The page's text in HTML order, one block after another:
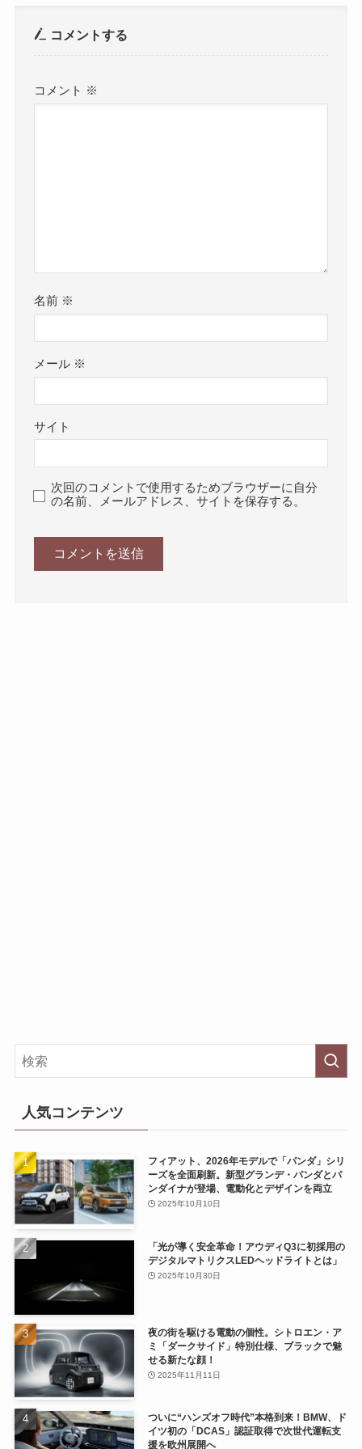
コメントする
コメント ※
名前 ※
メール ※
サイト
次回のコメントで使用するためブラウザーに自分
の名前、メールアドレス、サイトを保存する。
人気コンテンツ
フィアット、2026年モデルで「パンダ」シリ
ーズを全面刷新。新型グランデ・パンダとパ
ンダイナが登場、電動化とデザインを両立
2025年10月10日
「光が導く安全革命！アウディQ3に初採用の
デジタルマトリクスLEDヘッドライトとは」
2025年10月30日
夜の街を駆ける電動の個性。シトロエン・ア
ミ「ダークサイド」特別仕様、ブラックで魅
せる新たな顔！
2025年11月11日
ついに“ハンズオフ時代”本格到来！BMW、ド
イツ初の「DCAS」認証取得で次世代運転支
援を欧州展開へ